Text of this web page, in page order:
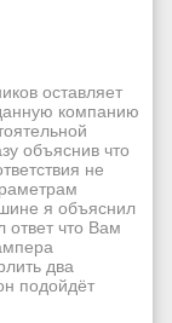
оставляет
компанию
объяснив что
не
я объяснил
ответ что Вам
два
подойдёт